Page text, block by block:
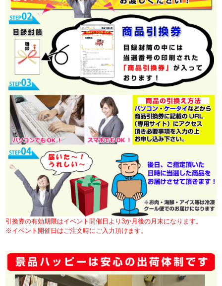
引換券の有効期限はイベント開催日より3か月後の月末になります。
※イベント開催日はご注文時にご入力頂けます。